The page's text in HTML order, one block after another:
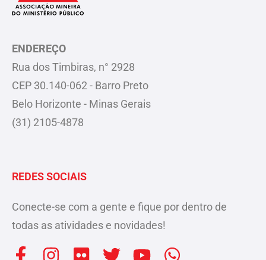
ENDEREÇO
Rua dos Timbiras, n° 2928
CEP 30.140-062 - Barro Preto
Belo Horizonte - Minas Gerais
(31) 2105-4878
REDES SOCIAIS
Conecte-se com a gente e fique por dentro de
todas as atividades e novidades!
F I F T Y W